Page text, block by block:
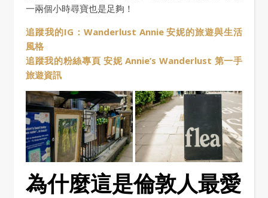
一兩個小時尋寶也是足夠！
追蹤我的IG：Wanderlust Annie 安妮的旅遊與生活
風格
追蹤我的粉絲專頁 安妮 Annie’s Wanderlust 第一手
旅遊資訊
為什麼這是倫敦人最愛